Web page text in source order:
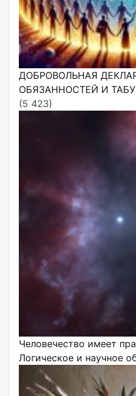
ДОБРОВОЛЬНАЯ
ОБЯЗАННОСТЕЙ И
(5 423)
Человечество имеет
Логическое и научное